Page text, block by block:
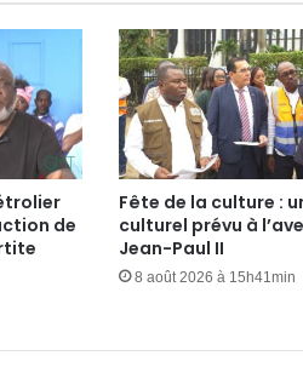
de
Fête de la culture :
culturel prévu à
Jean-Paul II
8 août 2026 à 15h41min